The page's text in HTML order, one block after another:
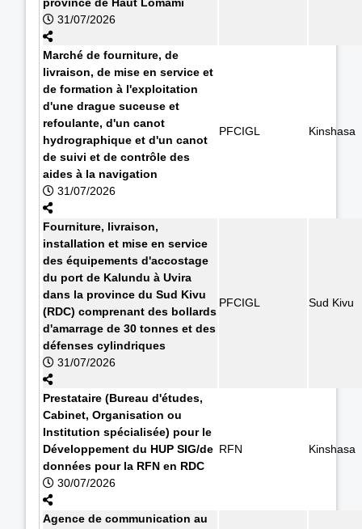
31/07/2026
Marché de fourniture, de
livraison, de mise en service et
de formation à l'exploitation
d'une drague suceuse et
refoulante, d'un canot
hydrographique et d'un canot
de suivi et de contrôle des
aides à la navigation
31/07/2026
PFCIGL Kinshasa
Fourniture, livraison,
installation et mise en service
des équipements d'accostage
du port de Kalundu à Uvira
dans la province du Sud Kivu
(RDC) comprenant des bollards
d'amarrage de 30 tonnes et des
défenses cylindriques
31/07/2026
PFCIGL Sud Kivu
Prestataire (Bureau d'études,
Cabinet, Organisation ou
Institution spécialisée) pour le
Développement du HUP SIG/de
données pour la RFN en RDC
30/07/2026
RFN Kinshasa
Agence de communication au